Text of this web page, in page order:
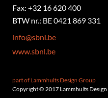
Fax: +32 16 620 400
BTW nr.: BE 0421 869 331
info@sbnl.be
www.sbnl.be
part of Lammhults Design Group
Copyright © 2017 Lammhults